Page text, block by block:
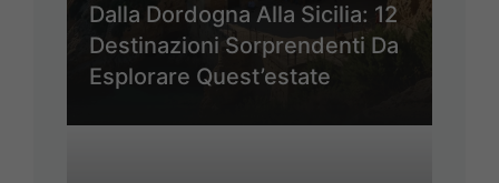
Dalla Dordogna Alla Sicilia: 12
Destinazioni Sorprendenti Da
Esplorare Quest’estate